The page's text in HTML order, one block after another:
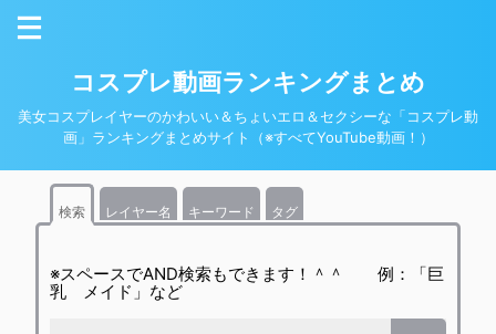
コスプレ動画ランキングまとめ
美女コスプレイヤーのかわいい＆ちょいエロ＆セクシーな「コスプレ動
画」ランキングまとめサイト（※すべてYouTube動画！）
検索 レイヤー名 キーワード タグ
※スペースでAND検索もできます！＾＾ 例：「巨
乳 メイド」など